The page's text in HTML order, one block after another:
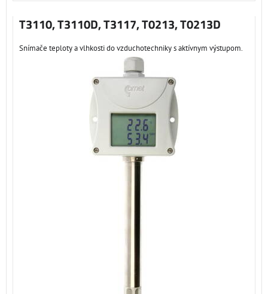
T3110, T3110D, T3117, T0213, T0213D
Snímače teploty a vlhkosti do vzduchotechniky s aktívnym výstupom.